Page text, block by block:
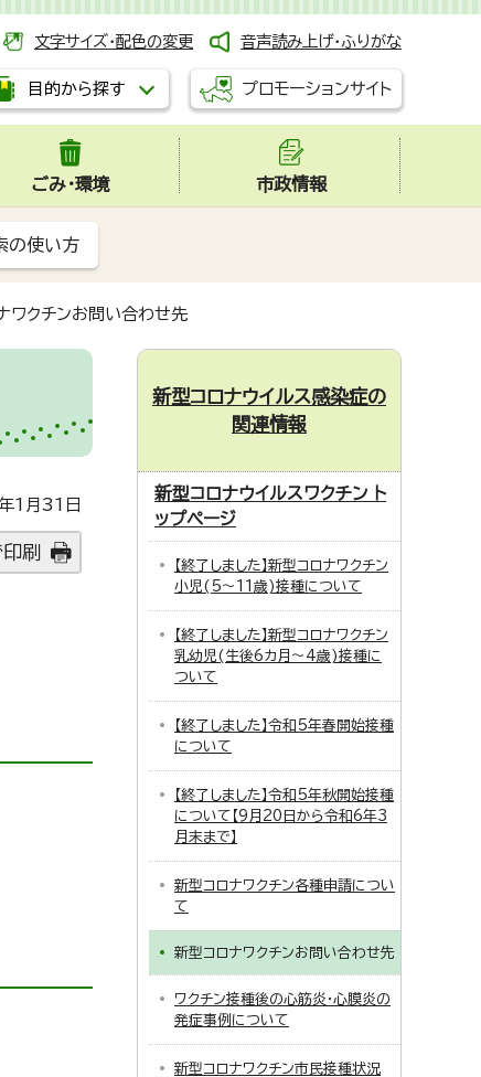
文字サイズ・配色の変更 音声読み上げ・ふりがな
目的から探す プロモーションサイト
ごみ・環境 市政情報
の使い方
ワクチンお問い合わせ先
1月31日
刷
新型コロナウイルス感染症の
関連情報
新型コロナウイルスワクチン ト
ップページ
【終了しました】新型コロナワクチン
小児(5～11歳)接種について
【終了しました】新型コロナワクチン
乳幼児(生後6カ月～4歳)接種に
ついて
【終了しました】令和5年春開始接種
について
【終了しました】令和5年秋開始接種
について【9月20日から令和6年3
月末まで】
新型コロナワクチン各種申請につい
て
新型コロナワクチンお問い合わせ先
ワクチン接種後の心筋炎・心膜炎の
発症事例について
新型コロナワクチン市民接種状況